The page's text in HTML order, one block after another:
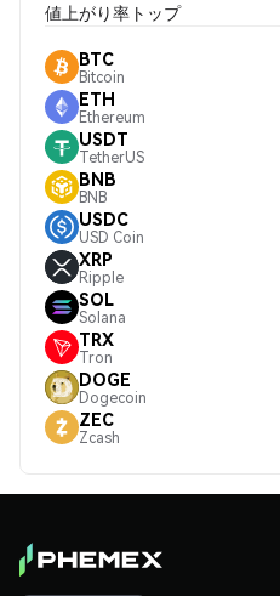
値上がり率トップ
BTC
Bitcoin
ETH
Ethereum
USDT
TetherUS
BNB
BNB
USDC
USD Coin
XRP
Ripple
SOL
Solana
TRX
Tron
DOGE
Dogecoin
ZEC
Zcash